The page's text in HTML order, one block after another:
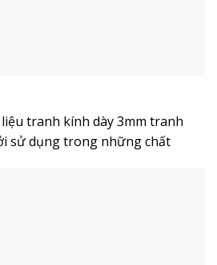
tranh kính dày 3mm tranh
sử dụng trong những chất